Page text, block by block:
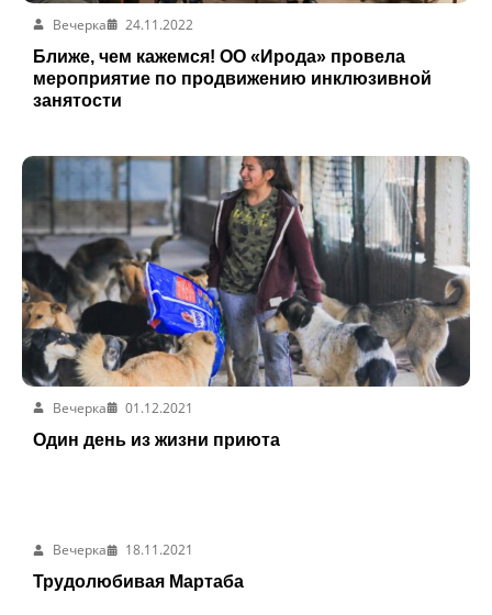
Вечерка
24.11.2022
Ближе, чем кажемся! ОО «Ирода» провела
мероприятие по продвижению инклюзивной
занятости
Вечерка
01.12.2021
Один день из жизни приюта
Вечерка
18.11.2021
Трудолюбивая Мартаба